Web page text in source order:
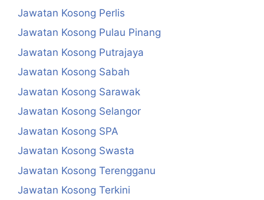
Jawatan Kosong Perlis
Jawatan Kosong Pulau Pinang
Jawatan Kosong Putrajaya
Jawatan Kosong Sabah
Jawatan Kosong Sarawak
Jawatan Kosong Selangor
Jawatan Kosong SPA
Jawatan Kosong Swasta
Jawatan Kosong Terengganu
Jawatan Kosong Terkini